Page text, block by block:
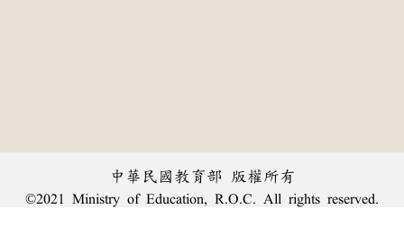
中華民國教育部 版權所有
©2021 Ministry of Education, R.O.C. All rights reserved.